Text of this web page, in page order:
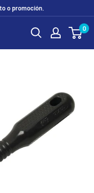
o promoción.
0